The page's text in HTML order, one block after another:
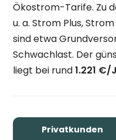
Ökostrom-Tarife. Zu
u. a. Strom Plus,
sind etwa
Schwachlast. Der
liegt bei rund1.221 €/
Privatkunden